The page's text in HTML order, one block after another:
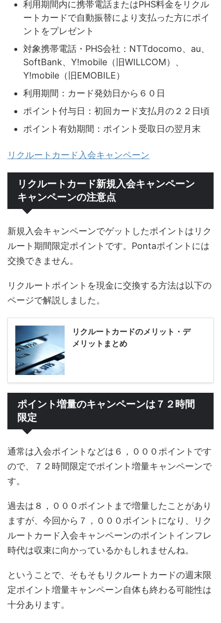
利用期間内に携帯電話またはPHS料金をリクル
ートカードで自動振替により支払った方にポイ
ントをプレゼント
対象携帯電話・PHS会社：NTTdocomo、au、
SoftBank、Y!mobile（旧WILLCOM）、
Y!mobile（旧EMOBILE）
利用期間：カード発効日から６０日
ポイント付与日：初回カード支払月の２２日頃
ポイント有効期間：ポイント受取日の翌月末
リクルートカード入会キャンペーン
リクルートカード新規入会キャンペーン
キャンペーンの注意点
新規入会キャンペーンでゲットしたポイントはリク
ルート期間限定ポイントです。Pontaポイントには
交換できません。
リクルートポイントを現金に交換する方法は以下の
ページで解説しました。
リクルートカードのメリット・デ
メリットまとめ
ポイント増量のキャンペーンは７２時間
限定
通常は入会ポイントなどは６，０００ポイントです
ので、７２時間限定でポイント増量キャンペーンで
す。
過去は８，０００ポイントまで増量したことがあり
ますが、今回から７，０００ポイントになり、リク
ルートカード入会キャンペーンのポイントインフレ
時代は収束に向かっているかもしれませんね。
ということで、そもそもリクルートカードの週末限
定ポイント増量キャンペーン自体も終わる可能性は
十分あります。